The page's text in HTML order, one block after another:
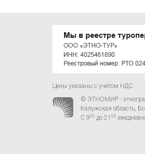
Цены указаны с учётом НДС.
© ЭТНОМИР -
Калужская область,
С 900 до 21 00